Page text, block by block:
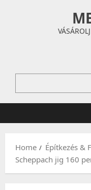
Home
Építkezés &
Scheppach jig 160